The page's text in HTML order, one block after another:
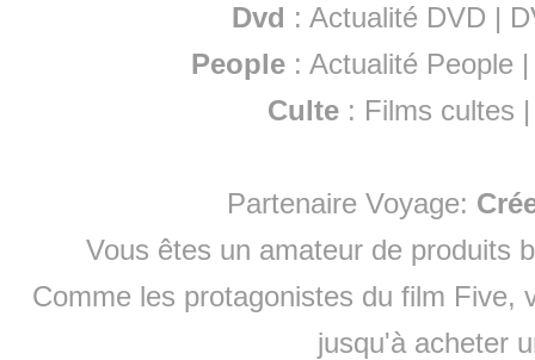
Dvd : Actualité DVD |
People :Actualité People
Culte : Films cultes
Partenaire Voyage:
Vous êtes un amateur de produits
Comme les protagonistes du film Five,
jusqu'à acheter